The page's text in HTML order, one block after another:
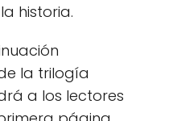
historia.
la trilogía
a los lectores